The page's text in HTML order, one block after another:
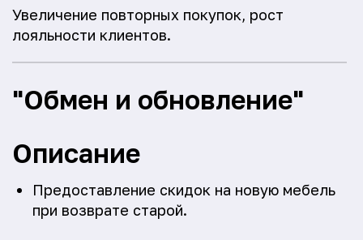
Увеличение повторных покупок, рост
лояльности клиентов.
"Обмен и обновление"
Описание
Предоставление скидок на новую мебель
при возврате старой.